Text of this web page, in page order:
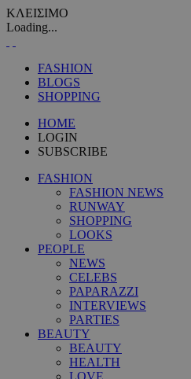
ΚΛΕΙΣΙΜΟ
Loading...
FASHION
BLOGS
SHOPPING
HOME
LOGIN
SUBSCRIBE
FASHION
FASHION NEWS
RUNWAY
SHOPPING
LOOKS
PEOPLE
NEWS
CELEBS
PAPARAZZI
INTERVIEWS
PARTIES
BEAUTY
BEAUTY
HEALTH
LOVE